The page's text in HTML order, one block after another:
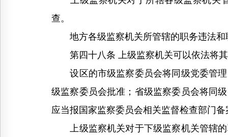
查。
地方各级监察机关所管辖的职务违法和
第四十八条 上级监察机关可以依法将其
设区的市级监察委员会将同级党委管理
级监察委员会批准；省级监察委员会将同
应当报国家监察委员会相关监督检查部门备
上级监察机关对于下级监察机关管辖的